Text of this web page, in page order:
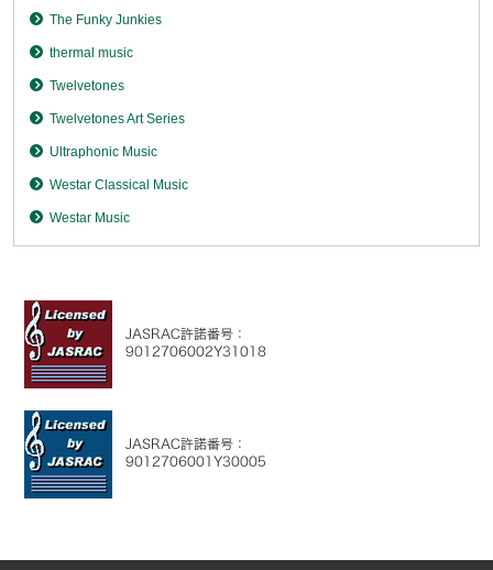
The Funky Junkies
thermal music
Twelvetones
Twelvetones Art Series
Ultraphonic Music
Westar Classical Music
Westar Music